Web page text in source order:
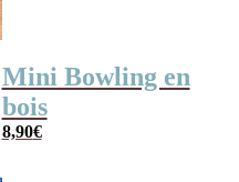
Mini Bowling en
bois
8,90€